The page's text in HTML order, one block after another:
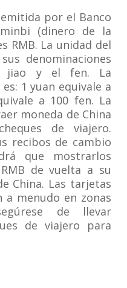
por el Banco
(dinero de la
RMB. La unidad del
denominaciones
jiao y el fen. La
1 yuan equivale a
a 100 fen. La
moneda de China
de viajero.
recibos de cambio
que mostrarlos
de vuelta a su
China. Las tarjetas
menudo en zonas
de llevar
de viajero para